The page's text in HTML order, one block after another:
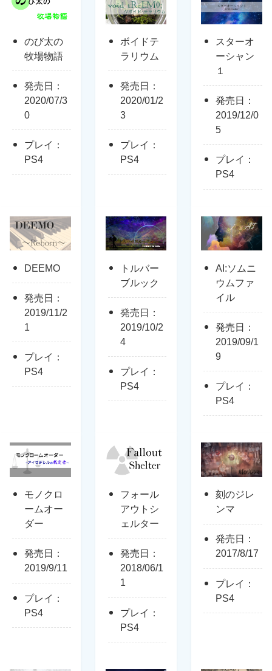
のび太の
牧場物語
発売日：
2020/07/3
0
プレイ：
PS4
ボイドテ
ラリウム
発売日：
2020/01/2
3
プレイ：
PS4
スターオ
ーシャン
１
発売日：
2019/12/0
5
プレイ：
PS4
DEEMO
発売日：
2019/11/2
1
プレイ：
PS4
トルバー
ブルック
発売日：
2019/10/2
4
プレイ：
PS4
AI:ソムニ
ウムファ
イル
発売日：
2019/09/1
9
プレイ：
PS4
モノクロ
ームオー
ダー
発売日：
2019/9/11
プレイ：
PS4
フォール
アウトシ
ェルター
発売日：
2018/06/1
1
プレイ：
PS4
刻のジレ
ンマ
発売日：
2017/8/17
プレイ：
PS4